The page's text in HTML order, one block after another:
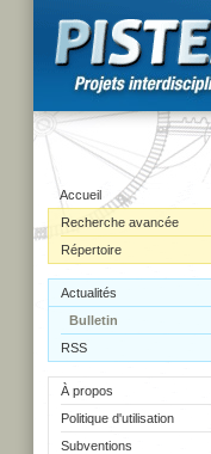
Accueil
Recherche avancée
Répertoire
Actualités
Bulletin
RSS
À propos
Politique d'utilisation
Subventions